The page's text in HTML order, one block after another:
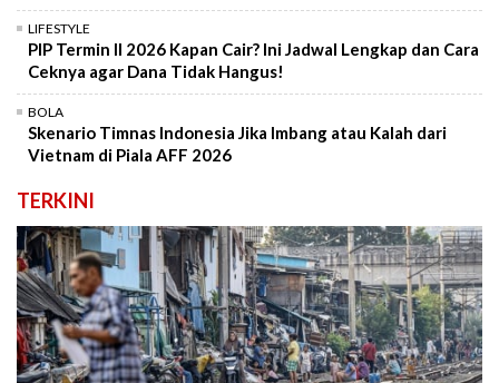
LIFESTYLE
PIP Termin II 2026 Kapan Cair? Ini Jadwal Lengkap dan Cara
Ceknya agar Dana Tidak Hangus!
BOLA
Skenario Timnas Indonesia Jika Imbang atau Kalah dari
Vietnam di Piala AFF 2026
TERKINI